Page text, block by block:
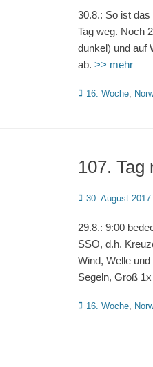
30.8.: So ist
Tag weg. Noch
dunkel) und auf
ab. >> mehr
Kategorien
16. Woche,
107. Tag
Posted
30. August 2017
29.8.: 9:00
SSO, d.h.
Wind, Welle
Segeln, Groß
Kategorien
16. Woche,